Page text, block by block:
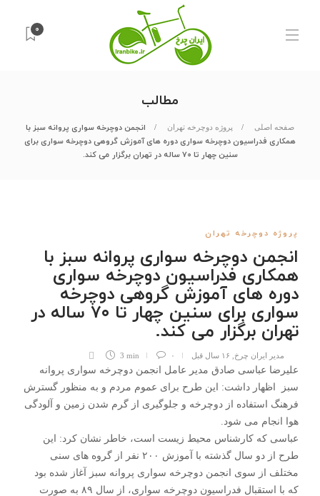
۰
مطالب
صفحه اصلی پروژه دوچرخه تهران
انجمن دوچرخه سواری پروانه سبز با
همکاری فدراسیون دوچرخه سواری دوره های آموزش گروهی دوچرخه سواری برای
سنین چهار تا ۷۰ ساله در تهران برگزار می کند.
پروژه دوچرخه تهران
انجمن دوچرخه سواری پروانه سبز با
همکاری فدراسیون دوچرخه سواری
دوره های آموزش گروهی دوچرخه
سواری برای سنین چهار تا ۷۰ ساله در
تهران برگزار می کند.
مدیر ایران چرخ ۱۶ سال قبل ۰ 3 min
علیرضا عباسی صادق مدیر عامل انجمن دوچرخه سواری پروانه
سبز اظهار داشت: این طرح برای عموم مردم و به منظور گسترش
فرهنگ استفاده از دوچرخه و جلوگیری از گرم شدن زمین و آلودگی
هوا انجام می شود.
عباسی که کارشناس محیط زیست است، خاطر نشان کرد: این
طرح از دو سال گذشته با آموزش ۲۰۰ نفر از گروه های سنی
مختلف از سوی انجمن دوچرخه سواری پروانه سبز آغاز شده بود
که با استقبال فدراسیون دوچرخه سواری، از سال ۸۹ به صورت